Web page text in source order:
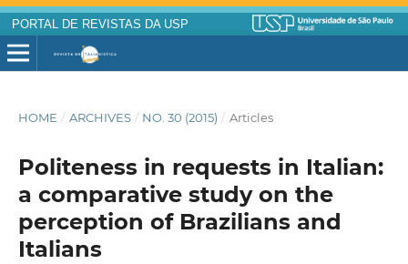
PORTAL DE REVISTAS DA USP
HOME / ARCHIVES / NO. 30 (2015) / Articles
Politeness in requests in Italian:
a comparative study on the
perception of Brazilians and
Italians